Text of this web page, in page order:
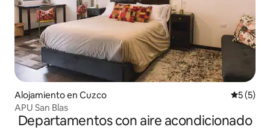
Alojamiento en Cuzco
5 (5)
APU San Blas
Departamentos con aire acondicionado